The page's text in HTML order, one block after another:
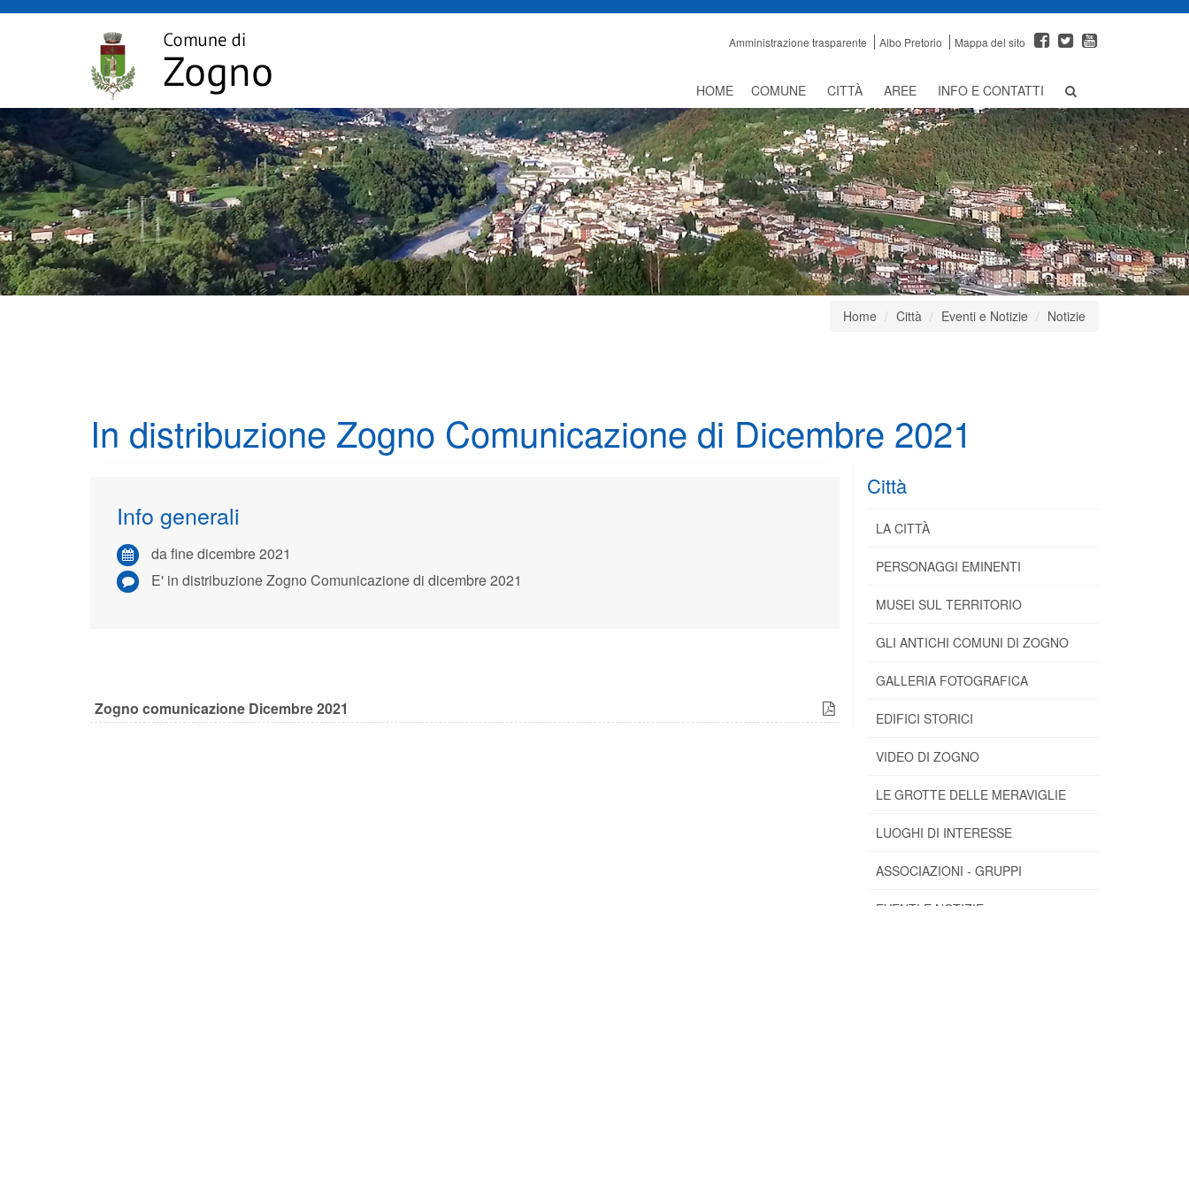
Amministrazione trasparente Albo Pretorio Mappa del sito
HOME COMUNE CITTÀ AREE INFO E CONTATTI
Home Città Eventi e Notizie Notizie
In distribuzione Zogno Comunicazione di Dicembre 2021
Info generali
da fine dicembre 2021
E' in distribuzione Zogno Comunicazione di dicembre 2021
Zogno comunicazione Dicembre 2021
Città
LA CITTÀ
PERSONAGGI EMINENTI
MUSEI SUL TERRITORIO
GLI ANTICHI COMUNI DI ZOGNO
GALLERIA FOTOGRAFICA
EDIFICI STORICI
VIDEO DI ZOGNO
LE GROTTE DELLE MERAVIGLIE
LUOGHI DI INTERESSE
ASSOCIAZIONI - GRUPPI
EVENTI E NOTIZIE